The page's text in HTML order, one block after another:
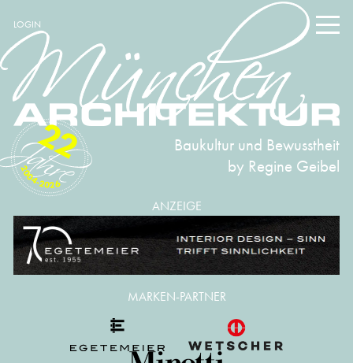
LOGIN
Baukultur und Bewusstheit
by Regine Geibel
2004-2026
22
ANZEIGE